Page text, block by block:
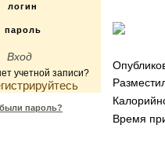
учетной записи?
пароль?
Время